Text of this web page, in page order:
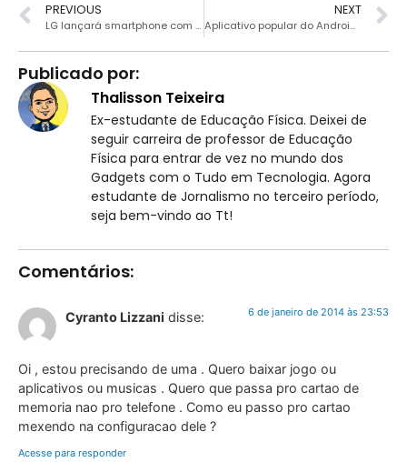
PREVIOUS
LG lançará smartphone com teclado físico
NEXT
Aplicativo popular do Android roubava dados dos usuários
Publicado por:
Thalisson Teixeira
Ex-estudante de Educação Física. Deixei de
seguir carreira de professor de Educação
Física para entrar de vez no mundo dos
Gadgets com o Tudo em Tecnologia. Agora
estudante de Jornalismo no terceiro período,
seja bem-vindo ao Tt!
Comentários:
Cyranto Lizzani disse: 6 de janeiro de 2014 às 23:53
Oi , estou precisando de uma . Quero baixar jogo ou
aplicativos ou musicas . Quero que passa pro cartao de
memoria nao pro telefone . Como eu passo pro cartao
mexendo na configuracao dele ?
Acesse para responder